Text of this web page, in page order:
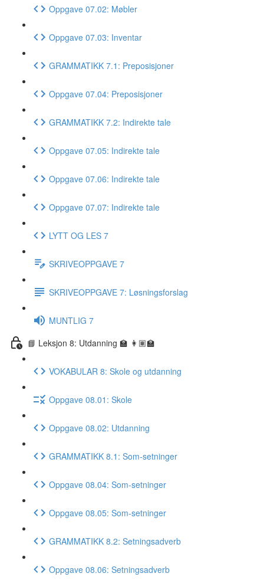
Oppgave 07.02: Møbler
Oppgave 07.03: Inventar
GRAMMATIKK 7.1: Preposisjoner
Oppgave 07.04: Preposisjoner
GRAMMATIKK 7.2: Indirekte tale
Oppgave 07.05: Indirekte tale
Oppgave 07.06: Indirekte tale
Oppgave 07.07: Indirekte tale
LYTT OG LES 7
SKRIVEOPPGAVE 7
SKRIVEOPPGAVE 7: Løsningsforslag
MUNTLIG 7
📘 Leksjon 8: Utdanning 🏫 👩🏽‍🏫
VOKABULAR 8: Skole og utdanning
Oppgave 08.01: Skole
Oppgave 08.02: Utdanning
GRAMMATIKK 8.1: Som-setninger
Oppgave 08.04: Som-setninger
Oppgave 08.05: Som-setninger
GRAMMATIKK 8.2: Setningsadverb
Oppgave 08.06: Setningsadverb